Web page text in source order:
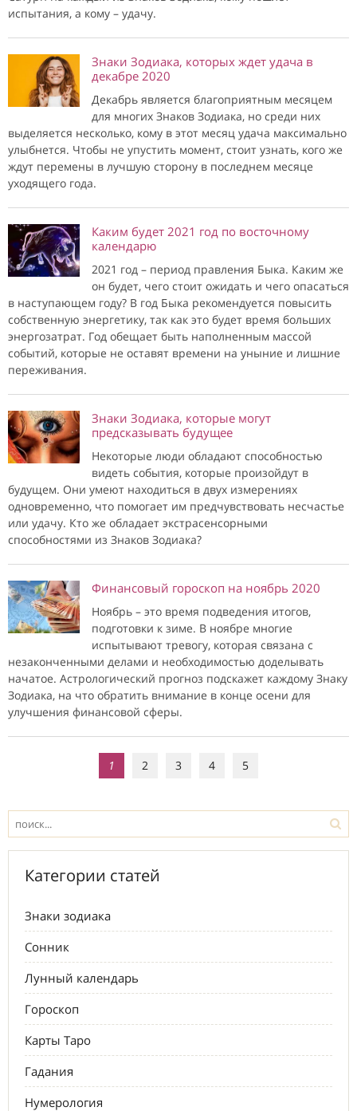
испытания, а кому – удачу.
Знаки Зодиака, которых ждет удача в
декабре 2020
Декабрь является благоприятным месяцем
для многих Знаков Зодиака, но среди них
выделяется несколько, кому в этот месяц удача максимально
улыбнется. Чтобы не упустить момент, стоит узнать, кого же
ждут перемены в лучшую сторону в последнем месяце
уходящего года.
Каким будет 2021 год по восточному
календарю
2021 год – период правления Быка. Каким же
он будет, чего стоит ожидать и чего опасаться
в наступающем году? В год Быка рекомендуется повысить
собственную энергетику, так как это будет время больших
энергозатрат. Год обещает быть наполненным массой
событий, которые не оставят времени на уныние и лишние
переживания.
Знаки Зодиака, которые могут
предсказывать будущее
Некоторые люди обладают способностью
видеть события, которые произойдут в
будущем. Они умеют находиться в двух измерениях
одновременно, что помогает им предчувствовать несчастье
или удачу. Кто же обладает экстрасенсорными
способностями из Знаков Зодиака?
Финансовый гороскоп на ноябрь 2020
Ноябрь – это время подведения итогов,
подготовки к зиме. В ноябре многие
испытывают тревогу, которая связана с
незаконченными делами и необходимостью доделывать
начатое. Астрологический прогноз подскажет каждому Знаку
Зодиака, на что обратить внимание в конце осени для
улучшения финансовой сферы.
1 2 3 4 5
Категории статей
Знаки зодиака
Сонник
Лунный календарь
Гороскоп
Карты Таро
Гадания
Нумерология